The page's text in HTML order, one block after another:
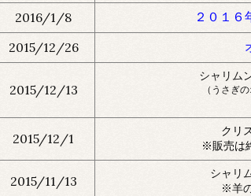
2016/1/8
２０１６
2015/12/26
2015/12/13
シャリム
（うさぎ
2015/12/1
クリ
※販売は
2015/11/13
シャリ
※羊